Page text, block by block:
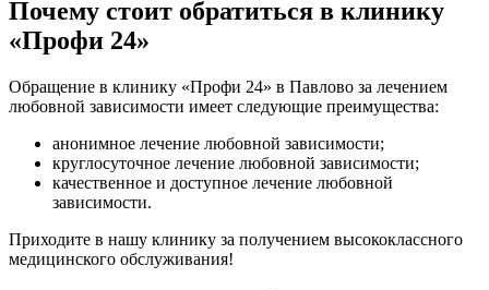
Почему стоит обратиться в клинику
«Профи 24»
Обращение в клинику «Профи 24» в Павлово за лечением
любовной зависимости имеет следующие преимущества:
анонимное лечение любовной зависимости;
круглосуточное лечение любовной зависимости;
качественное и доступное лечение любовной
зависимости.
Приходите в нашу клинику за получением высококлассного
медицинского обслуживания!